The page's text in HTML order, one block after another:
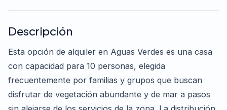
Descripción
Esta opción de alquiler en Aguas Verdes es una casa
con capacidad para 10 personas, elegida
frecuentemente por familias y grupos que buscan
disfrutar de vegetación abundante y de mar a pasos